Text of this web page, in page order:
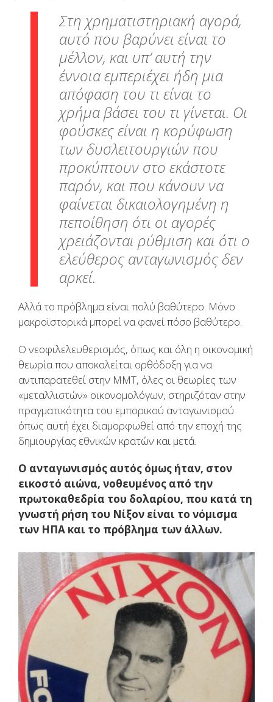
Στη χρηματιστηριακή αγορά,
αυτό που βαρύνει είναι το
μέλλον, και υπ’ αυτή την
έννοια εμπεριέχει ήδη μια
απόφαση του τι είναι το
χρήμα βάσει του τι γίνεται. Οι
φούσκες είναι η κορύφωση
των δυσλειτουργιών που
προκύπτουν στο εκάστοτε
παρόν, και που κάνουν να
φαίνεται δικαιολογημένη η
πεποίθηση ότι οι αγορές
χρειάζονται ρύθμιση και ότι ο
ελεύθερος ανταγωνισμός δεν
αρκεί.
Αλλά το πρόβλημα είναι πολύ βαθύτερο. Μόνο
μακροϊστορικά μπορεί να φανεί πόσο βαθύτερο.
Ο νεοφιλελευθερισμός, όπως και όλη η οικονομική
θεωρία που αποκαλείται ορθόδοξη για να
αντιπαρατεθεί στην ΜΜΤ, όλες οι θεωρίες των
«μεταλλιστών» οικονομολόγων, στηριζόταν στην
πραγματικότητα του εμπορικού ανταγωνισμού
όπως αυτή έχει διαμορφωθεί από την εποχή της
δημιουργίας εθνικών κρατών και μετά.
Ο ανταγωνισμός αυτός όμως ήταν, στον
εικοστό αιώνα, νοθευμένος από την
πρωτοκαθεδρία του δολαρίου, που κατά τη
γνωστή ρήση του Νίξον είναι το νόμισμα
των ΗΠΑ και το πρόβλημα των άλλων.